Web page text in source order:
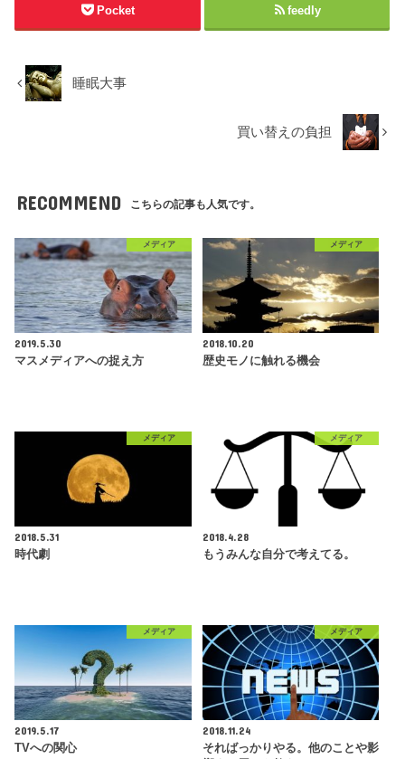
Pocket feedly
睡眠大事
買い替えの負担
RECOMMEND こちらの記事も人気です。
メディア
2019.5.30
マスメディアへの捉え方
メディア
2018.10.20
歴史モノに触れる機会
メディア
2018.5.31
時代劇
メディア
2018.4.28
もうみんな自分で考えてる。
メディア
2019.5.17
TVへの関心
メディア
2018.11.24
そればっかりやる。他のことや影